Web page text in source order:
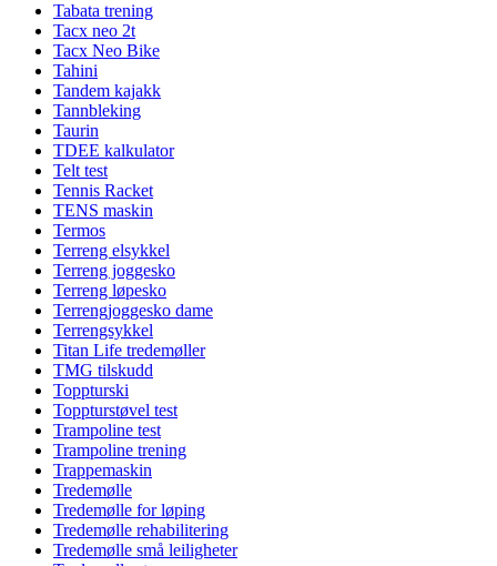
Tabata trening
Tacx neo 2t
Tacx Neo Bike
Tahini
Tandem kajakk
Tannbleking
Taurin
TDEE kalkulator
Telt test
Tennis Racket
TENS maskin
Termos
Terreng elsykkel
Terreng joggesko
Terreng løpesko
Terrengjoggesko dame
Terrengsykkel
Titan Life tredemøller
TMG tilskudd
Toppturski
Toppturstøvel test
Trampoline test
Trampoline trening
Trappemaskin
Tredemølle
Tredemølle for løping
Tredemølle rehabilitering
Tredemølle små leiligheter